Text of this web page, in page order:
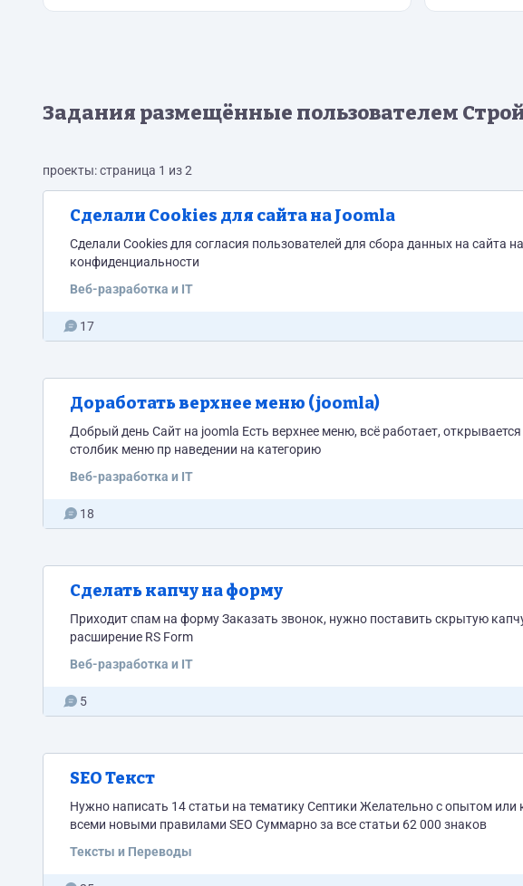
Задания размещённые пользователем
проекты: страница 1 из 2
Сделали Cookies для сайта на Joomla
Сделали Cookies для согласия пользователей для сбора данных на
конфиденциальности
Веб-разработка и IT
17
Доработать верхнее меню (joomla)
Добрый день Сайт на joomla Есть верхнее меню, всё работает, открывается 2 столбика, нужно доработать чтоб открывался третий
столбик меню пр наведении на категорию
Веб-разработка и IT
18
Сделать капчу на форму
Приходит спам на форму Заказать звонок, нужно поставить скрытую
расширение RS Form
Веб-разработка и IT
5
SEO Текст
Нужно написать 14 статьи на тематику Септики Желательно с опытом или кто хорошо в этом может разобраться и написать со
всеми новыми правилами SEO Суммарно за все статьи 62 000 знаков
Тексты и Переводы